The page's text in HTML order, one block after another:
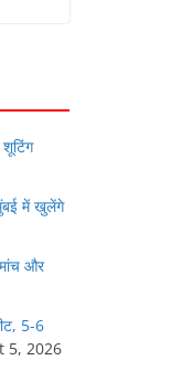
शूटिंग
मुंबई में खुलेंगे
और
5-6
5, 2026